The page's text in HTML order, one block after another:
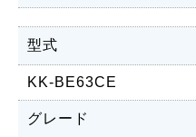
型式
KK-BE63CE
グレード